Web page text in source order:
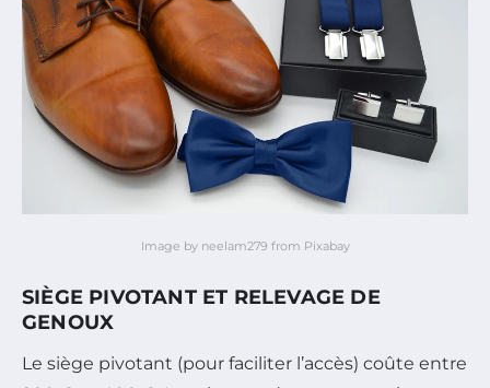
Image by neelam279 from Pixabay
SIÈGE PIVOTANT ET RELEVAGE DE
GENOUX
Le siège pivotant (pour faciliter l’accès) coûte entre